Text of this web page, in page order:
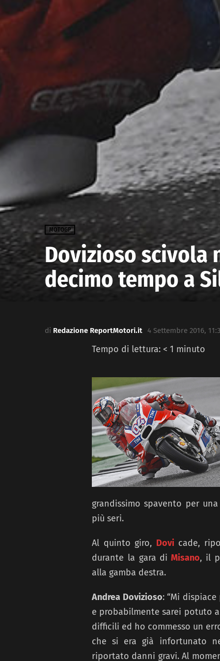
MOTOGP
Dovizioso scivola
decimo tempo a
di Redazione ReportMotori.it 4 Settembre 2016,
Tempo di lettura: < 1 minuto
grandissimo spavento per
più seri.
Al quinto giro, Dovicade,
durante la gara di Misano, il
alla gamba destra.
Andrea Dovizioso: “Mi
e probabilmente sarei potuto
difficili ed ho commesso un
che si era già infortunato
riportato danni gravi. Al